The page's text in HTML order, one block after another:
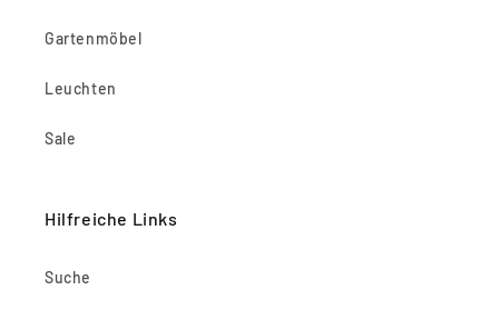
Gartenmöbel
Leuchten
Sale
Hilfreiche Links
Suche